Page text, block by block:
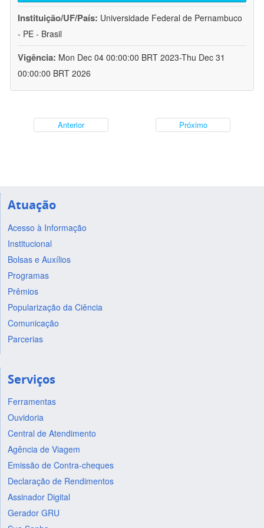
Instituição/UF/País: Universidade Federal de Pernambuco
- PE - Brasil
Vigência: Mon Dec 04 00:00:00 BRT 2023-Thu Dec 31
00:00:00 BRT 2026
Anterior Próximo
Atuação
Acesso à Informação
Institucional
Bolsas e Auxílios
Programas
Prêmios
Popularização da Ciência
Comunicação
Parcerias
Serviços
Ferramentas
Ouvidoria
Central de Atendimento
Agência de Viagem
Emissão de Contra-cheques
Declaração de Rendimentos
Assinador Digital
Gerador GRU